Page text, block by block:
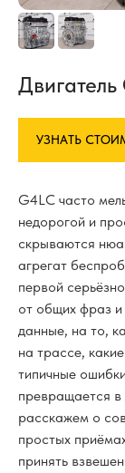
Двигатель
УЗНАТЬ
G4LC часто
недорогой и
скрываются
агрегат
первой
от общих фраз
данные, на то,
на трассе,
типичные
превращается
расскажем о
простых
принять